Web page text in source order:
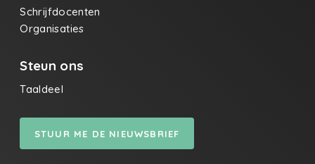
Schrijfdocenten
Organisaties
Steun ons
Taaldeel
STUUR ME DE NIEUWSBRIEF